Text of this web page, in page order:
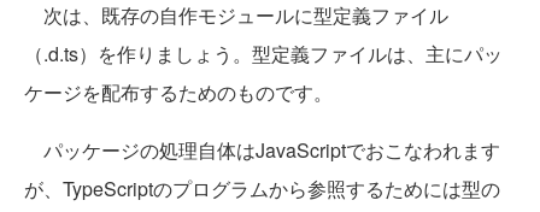
次は、既存の自作モジュールに型定義ファイル
（.d.ts）を作りましょう。型定義ファイルは、主にパッ
ケージを配布するためのものです。
パッケージの処理自体はJavaScriptでおこなわれます
が、TypeScriptのプログラムから参照するためには型の